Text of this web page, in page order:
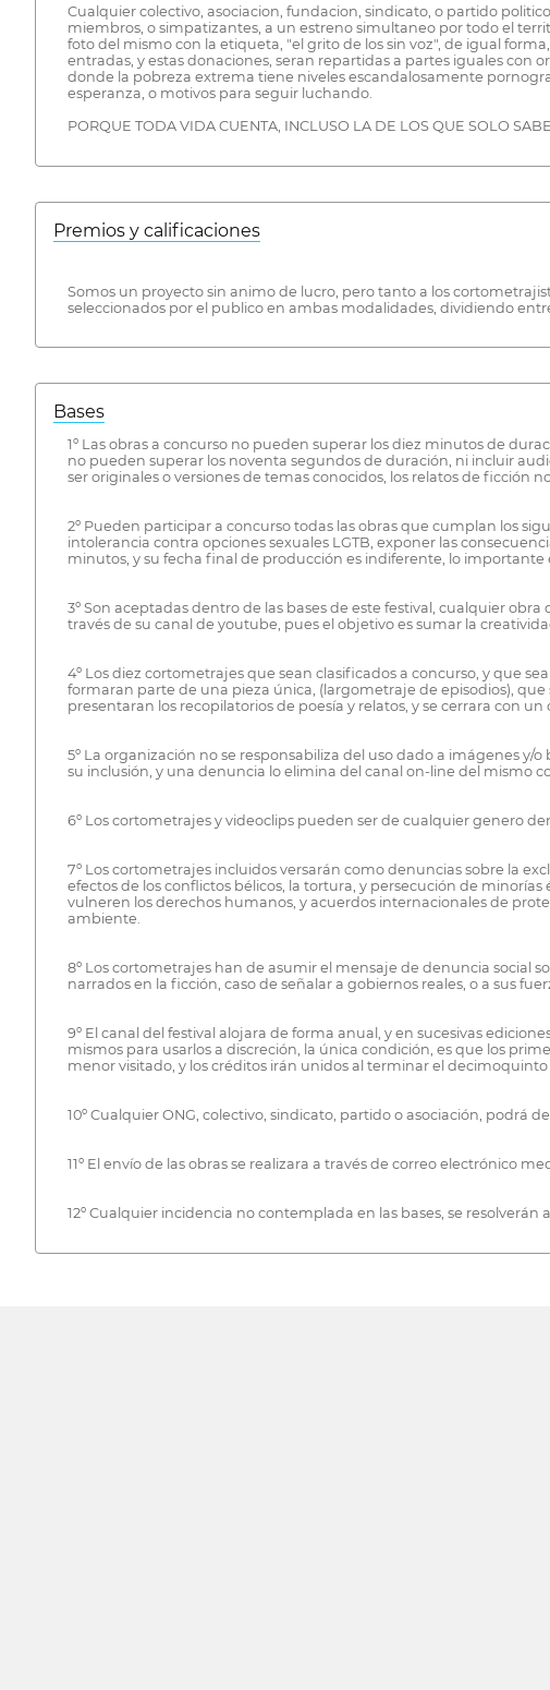
Cualquier colectivo, asociacion, fundacion, sindicato, o partido
miembros, o simpatizantes, a un estreno simultaneo por todo el
foto del mismo con la etiqueta, "el grito de los sin voz", de igual
entradas, y estas donaciones, seran repartidas a partes iguales con
donde la pobreza extrema tiene niveles escandalosamente
esperanza, o motivos para seguir luchando.
PORQUE TODA VIDA CUENTA, INCLUSO LA DE LOS QUE SOLO
Premios y calificaciones
Somos un proyecto sin animo de lucro, pero tanto a los
seleccionados por el publico en ambas modalidades, dividiendo
Bases
1º Las obras a concurso no pueden superar los diez minutos de
no pueden superar los noventa segundos de duración, ni incluir
ser originales o versiones de temas conocidos, los relatos de ficción
2º Pueden participar a concurso todas las obras que cumplan los
intolerancia contra opciones sexuales LGTB, exponer las
minutos, y su fecha final de producción es indiferente, lo importante
3º Son aceptadas dentro de las bases de este festival, cualquier
través de su canal de youtube, pues el objetivo es sumar la
4º Los diez cortometrajes que sean clasificados a concurso, y que
formaran parte de una pieza única, (largometraje de episodios),
presentaran los recopilatorios de poesía y relatos, y se cerrara con
5º La organización no se responsabiliza del uso dado a imágenes
su inclusión, y una denuncia lo elimina del canal on-line del mismo
6º Los cortometrajes y videoclips pueden ser de cualquier genero
7º Los cortometrajes incluidos versarán como denuncias sobre la
efectos de los conflictos bélicos, la tortura, y persecución de
vulneren los derechos humanos, y acuerdos internacionales de
ambiente.
8º Los cortometrajes han de asumir el mensaje de denuncia social
narrados en la ficción, caso de señalar a gobiernos reales, o a sus
9º El canal del festival alojara de forma anual, y en sucesivas
mismos para usarlos a discreción, la única condición, es que los
menor visitado, y los créditos irán unidos al terminar el
10º Cualquier ONG, colectivo, sindicato, partido o asociación, podrá
11º El envío de las obras se realizara a través de correo electrónico
12º Cualquier incidencia no contemplada en las bases, se resolverán